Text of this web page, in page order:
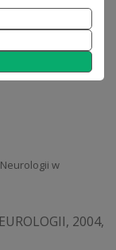
w
2004,